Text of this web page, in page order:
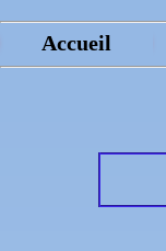
Accueil